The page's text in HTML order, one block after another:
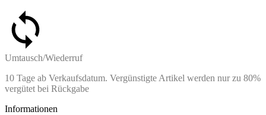
Umtausch/Wiederruf
10 Tage ab Verkaufsdatum. Vergünstigte Artikel werden nur zu 80%
vergütet bei Rückgabe
Informationen